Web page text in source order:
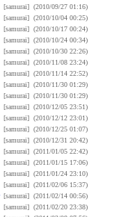
[samurai] (2010/09/27 01:16)
[samurai] (2010/10/04 00:25)
[samurai] (2010/10/17 00:24)
[samurai] (2010/10/24 00:34)
[samurai] (2010/10/30 22:26)
[samurai] (2010/11/08 23:24)
[samurai] (2010/11/14 22:52)
[samurai] (2010/11/30 01:29)
[samurai] (2010/11/30 01:29)
[samurai] (2010/12/05 23:51)
[samurai] (2010/12/12 23:01)
[samurai] (2010/12/25 01:07)
[samurai] (2010/12/31 20:42)
[samurai] (2011/01/05 22:42)
[samurai] (2011/01/15 17:06)
[samurai] (2011/01/24 23:10)
[samurai] (2011/02/06 15:37)
[samurai] (2011/02/14 00:56)
[samurai] (2011/02/20 23:38)